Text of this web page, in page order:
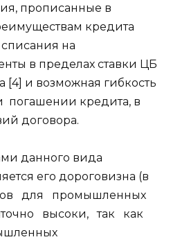
прописанные в
кредита
на
в пределах ставки ЦБ
[4] и возможная гибкость
погашении кредита, в
договора.
данного вида
его дороговизна (в
для промышленных
высоки, так как